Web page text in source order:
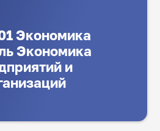
Экономика
Экономика
и